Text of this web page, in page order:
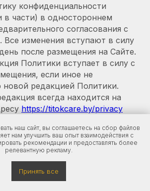
наш сайт, вы соглашаетесь на сбор файлов
нам улучшить ваш опыт взаимодействия с
рекомендации и предоставлять более
релевантную рекламу.
Принять все
конфиденциальности
в части) в одностороннем
согласования с
Все изменения вступают в силу
после размещения на Сайте.
Политики вступает в силу с
если иное не
новой редакцией Политики.
всегда находится на
https://titokcare.by/privacy
ВОПРОСЫ И
следует сообщать в Службу